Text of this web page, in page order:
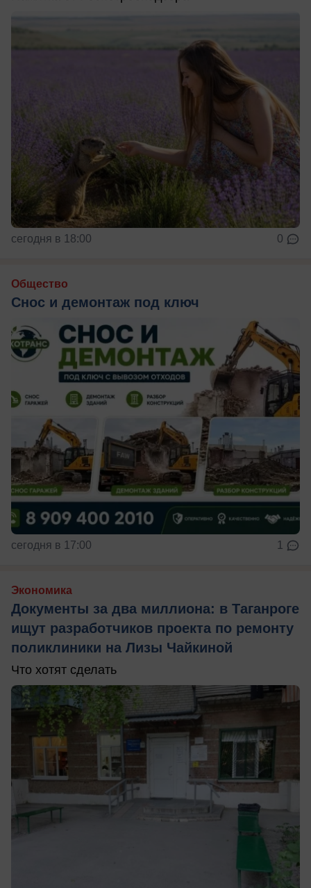
сегодня в 18:00 0
Общество
Снос и демонтаж под ключ
сегодня в 17:00 1
Экономика
Документы за два миллиона: в Таганроге
ищут разработчиков проекта по ремонту
поликлиники на Лизы Чайкиной
Что хотят сделать